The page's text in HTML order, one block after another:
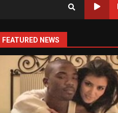
FEATURED NEWS